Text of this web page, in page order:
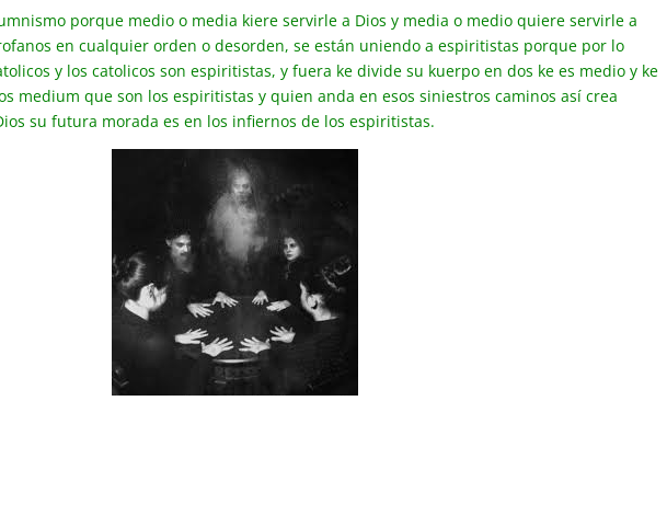
porque medio o media kiere servirle a Dios y media o medio quiere servirle a
en cualquier orden o desorden, se están uniendo a espiritistas porque por lo
y los catolicos son espiritistas, y fuera ke divide su kuerpo en dos ke es medio y ke
medium que son los espiritistas y quien anda en esos siniestros caminos así crea
su futura morada es en los infiernos de los espiritistas.